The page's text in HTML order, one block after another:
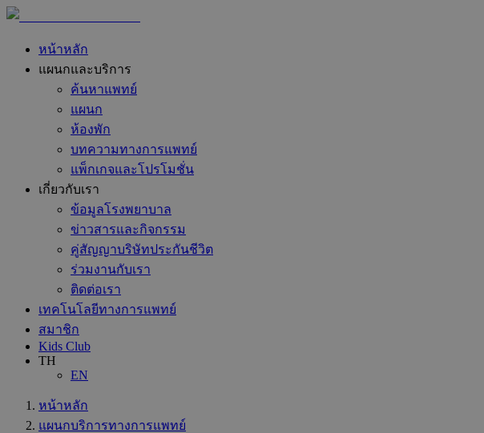
หน้าหลัก
แผนกและบริการ
ค้นหาแพทย์
แผนก
ห้องพัก
บทความทางการแพทย์
แพ็กเกจและโปรโมชั่น
เกี่ยวกับเรา
ข้อมูลโรงพยาบาล
ข่าวสารและกิจกรรม
คู่สัญญาบริษัทประกันชีวิต
ร่วมงานกับเรา
ติดต่อเรา
เทคโนโลยีทางการแพทย์
สมาชิก
Kids Club
TH
EN
หน้าหลัก
แผนกบริการทางการแพทย์